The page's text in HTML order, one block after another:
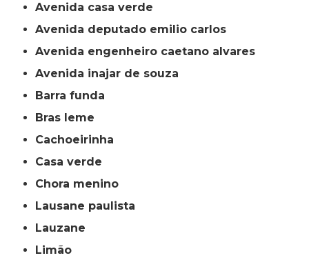
avenida casa verde
avenida deputado emilio carlos
avenida engenheiro caetano alvares
avenida inajar de souza
barra funda
bras leme
cachoeirinha
casa verde
chora menino
lausane paulista
lauzane
limão